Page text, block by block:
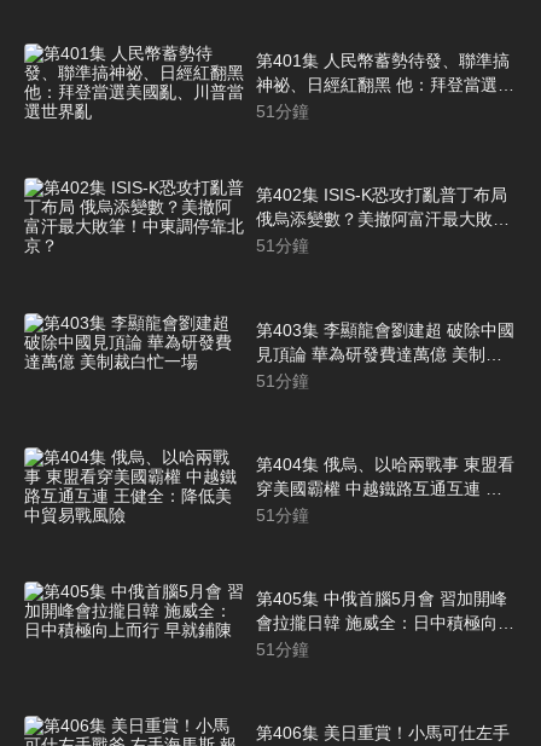
第401集 人民幣蓄勢待發、聯準搞
神祕、日經紅翻黑 他：拜登當選美
國亂、川普當選世界亂
51分鐘
第402集 ISIS-K恐攻打亂普丁布局
俄烏添變數？美撤阿富汗最大敗
筆！中東調停靠北京？
51分鐘
第403集 李顯龍會劉建超 破除中國
見頂論 華為研發費達萬億 美制裁
白忙一場
51分鐘
第404集 俄烏、以哈兩戰事 東盟看
穿美國霸權 中越鐵路互通互連 王
健全：降低美中貿易戰風險
51分鐘
第405集 中俄首腦5月會 習加開峰
會拉攏日韓 施威全：日中積極向上
而行 早就鋪陳
51分鐘
第406集 美日重賞！小馬可仕左手